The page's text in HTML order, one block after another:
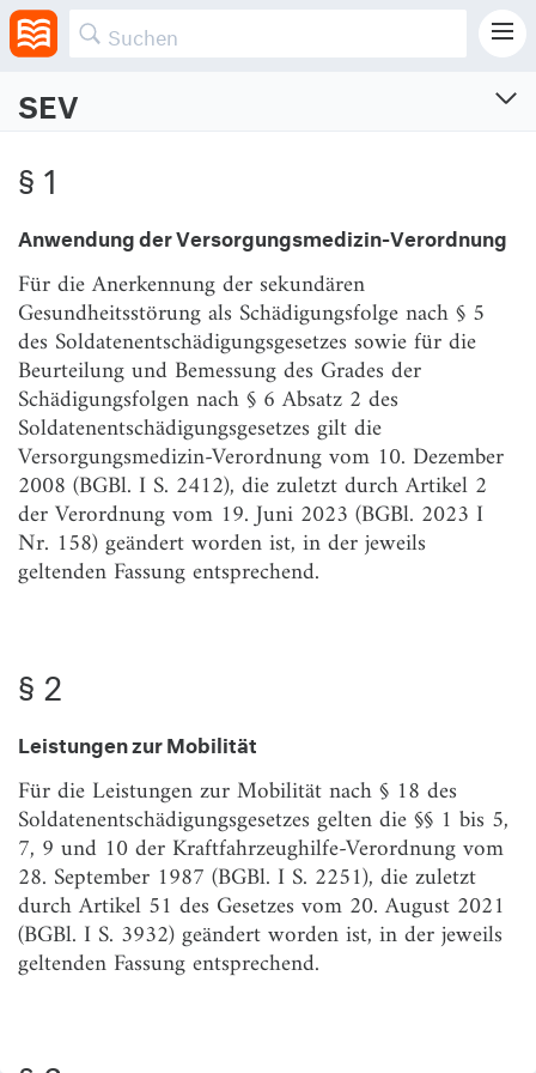
SEV
Verordnung zum Soldatenentschädigungsgesetz
§ 1
Anwendung der Versorgungsmedizin-Verordnung
§ 2
Leistungen zur Mobilität
§ 3
Inkrafttreten
§ 1
Anwendung der Versorgungsmedizin-Verordnung
Für die Anerkennung der sekundären
Gesundheitsstörung als Schädigungsfolge nach § 5
des Soldatenentschädigungsgesetzes sowie für die
Beurteilung und Bemessung des Grades der
Schädigungsfolgen nach § 6 Absatz 2 des
Soldatenentschädigungsgesetzes gilt die
Versorgungsmedizin-Verordnung vom 10. Dezember
2008 (BGBl. I S. 2412), die zuletzt durch Artikel 2
der Verordnung vom 19. Juni 2023 (BGBl. 2023 I
Nr. 158) geändert worden ist, in der jeweils
geltenden Fassung entsprechend.
§ 2
Leistungen zur Mobilität
Für die Leistungen zur Mobilität nach § 18 des
Soldatenentschädigungsgesetzes gelten die §§ 1 bis 5,
7, 9 und 10 der Kraftfahrzeughilfe-Verordnung vom
28. September 1987 (BGBl. I S. 2251), die zuletzt
durch Artikel 51 des Gesetzes vom 20. August 2021
(BGBl. I S. 3932) geändert worden ist, in der jeweils
geltenden Fassung entsprechend.